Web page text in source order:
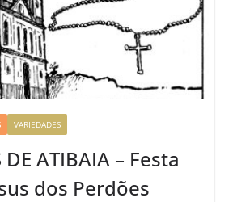
VARIEDADES
DE ATIBAIA – Festa
dos Perdões